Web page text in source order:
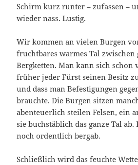
Schirm kurz runter – zufassen –
wieder nass. Lustig.
Wir kommen an vielen Burgen
fruchtbares warmes Tal zwischen
Bergketten. Man kann sich schon
früher jeder Fürst seinen Besitz
und dass man Befestigungen
brauchte. Die Burgen sitzen
abenteuerlich steilen Felsen, ein
sie buchstäblich das ganze Tal ab.
noch ordentlich bergab.
Schließlich wird das feuchte